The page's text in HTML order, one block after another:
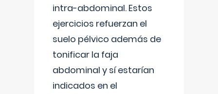
intra-abdominal. Estos
ejercicios refuerzan el
suelo pélvico además de
tonificar la faja
abdominal y sí estarían
indicados en el